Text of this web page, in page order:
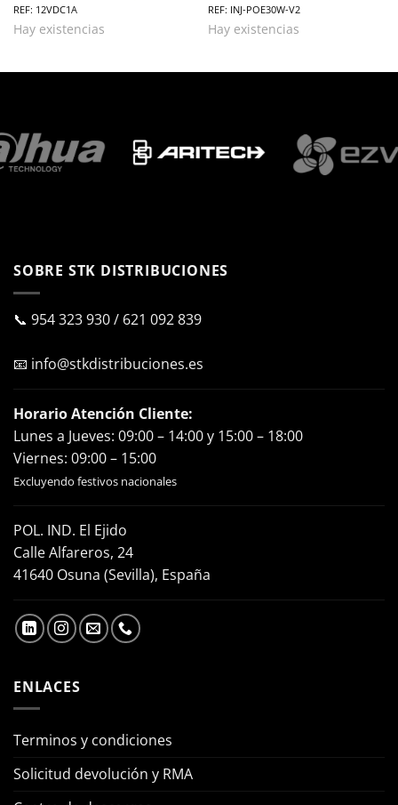
REF: 12VDC1A
Hay existencias
REF: INJ-POE30W-V2
Hay existencias
SOBRE STK DISTRIBUCIONES
📞 954 323 930/ 621 092 839
📧 info@stkdistribuciones.es
Horario Atención Cliente:
Lunes a Jueves: 09:00 – 14:00 y 15:00 – 18:00
Viernes: 09:00 – 15:00
Excluyendo festivos nacionales
POL. IND. El Ejido
Calle Alfareros, 24
41640 Osuna (Sevilla), España
ENLACES
Terminos y condiciones
Solicitud devolución y RMA